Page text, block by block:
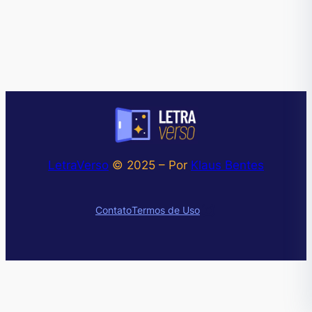
LetraVerso © 2025 – Por Klaus Bentes
ContatoTermos de UsoInstagram